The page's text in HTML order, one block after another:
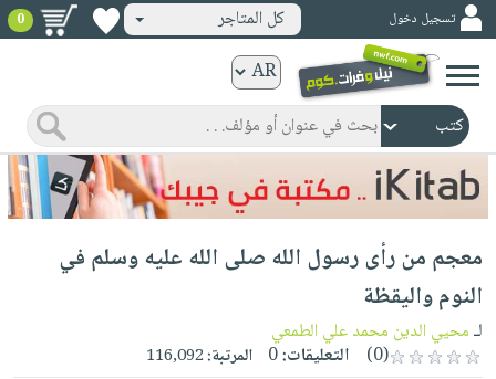
ورقية
المواضيع
صدر
حديثاً
الأكثر
مبيعاً
جوائز
شحن
مخفض
كتب
الكترونية
الرئيسية
صدر
حديثاً
الأكثر
صوتية
الصفحة
تسجيل دخول كل المتاجر 0
معجم من رأى رسول الله صلى الله عليه وسلم في
النوم واليقظة
لـمحيي الدين محمد علي الطمعي
(0)
التعليقات:0 المرتبة:116,092